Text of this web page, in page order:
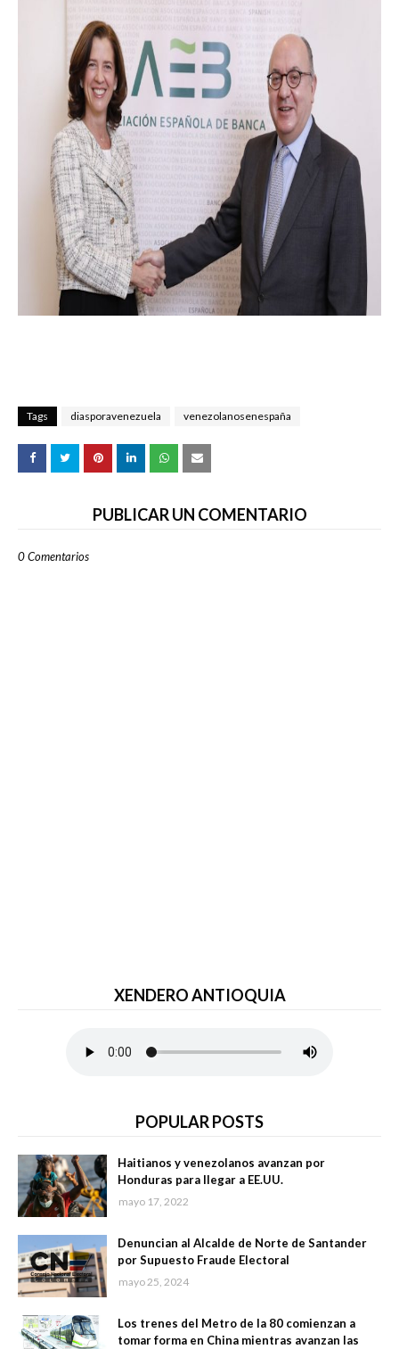
Tags diasporavenezuela venezolanosenespaña
PUBLICAR UN COMENTARIO
0 Comentarios
XENDERO ANTIOQUIA
POPULAR POSTS
Haitianos y venezolanos avanzan por
Honduras para llegar a EE.UU.
mayo 17, 2022
Denuncian al Alcalde de Norte de Santander
por Supuesto Fraude Electoral
mayo 25, 2024
Los trenes del Metro de la 80 comienzan a
tomar forma en China mientras avanzan las